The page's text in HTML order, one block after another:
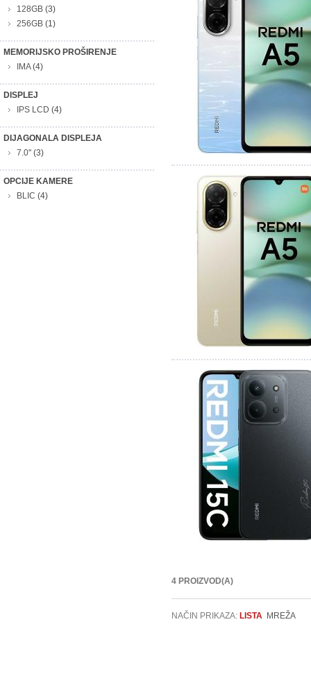
128GB (3)
256GB (1)
MEMORIJSKO PROŠIRENJE
IMA(4)
DISPLEJ
IPS LCD (4)
DIJAGONALA DISPLEJA
7.0'' (3)
OPCIJE KAMERE
BLIC (4)
4 PROIZVOD(A)
NAČIN PRIKAZA: LISTA MREŽA